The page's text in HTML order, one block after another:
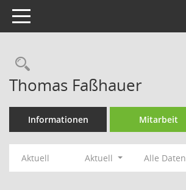
Toggle navigation
Rechercheauswahl
Thomas Faßhauer
Informationen Mitarbeit
Aktuell Aktuell Alle Daten